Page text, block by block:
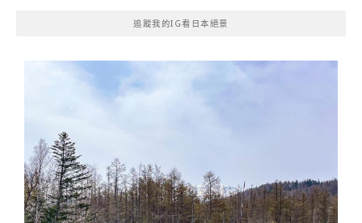
追蹤我的IG看日本絕景